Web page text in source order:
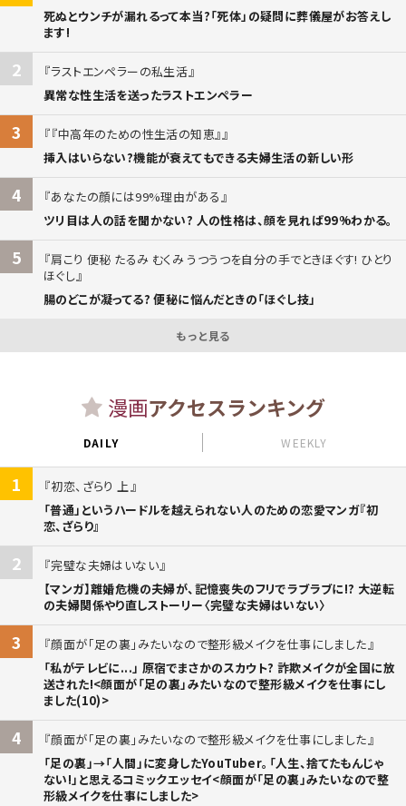
死ぬとウンチが漏れるって本当?「死体」の疑問に葬儀屋がお答えし
ます!
2
ラストエンペラーの私生活
異常な性生活を送ったラストエンペラー
3
『中高年のための性生活の知恵』
挿入はいらない?機能が衰えてもできる夫婦生活の新しい形
4
あなたの顔には99%理由がある
ツリ目は人の話を聞かない? 人の性格は、顔を見れば99%わかる。
5
肩こり 便秘 たるみ むくみ うつうつを自分の手でときほぐす! ひとり
ほぐし
腸のどこが凝ってる? 便秘に悩んだときの「ほぐし技」
もっと見る
漫画アクセスランキング
DAILY WEEKLY
1
初恋、ざらり 上
「普通」というハードルを越えられない人のための恋愛マンガ『初
恋、ざらり』
2
完璧な夫婦はいない
【マンガ】離婚危機の夫婦が、記憶喪失のフリでラブラブに!? 大逆転
の夫婦関係やり直しストーリー〈完璧な夫婦はいない〉
3
顔面が「足の裏」みたいなので整形級メイクを仕事にしました
「私がテレビに...」 原宿でまさかのスカウト? 詐欺メイクが全国に放
送された!<顔面が「足の裏」みたいなので整形級メイクを仕事にし
ました(10)>
4
顔面が「足の裏」みたいなので整形級メイクを仕事にしました
「足の裏」→「人間」に変身したYouTuber。「人生、捨てたもんじゃ
ない!」と思えるコミックエッセイ<顔面が「足の裏」みたいなので整
形級メイクを仕事にしました>